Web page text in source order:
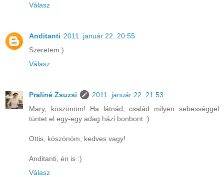
Válasz
Anditanti 2011. január 22. 20:55
Szeretem:)
Válasz
Praliné Zsuzsi
2011. január 22. 21:53
Mary, köszönöm! Ha látnád, család milyen sebességgel
tüntet el egy-egy adag házi bonbont :)
Ottis, köszönöm, kedves vagy!
Anditanti, én is :)
Válasz